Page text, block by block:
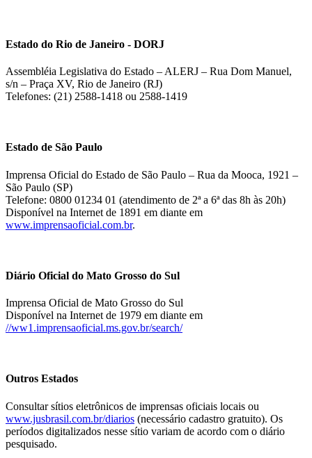
Estado do Rio de Janeiro - DORJ
Assembléia Legislativa do Estado – ALERJ – Rua Dom Manuel,
s/n – Praça XV, Rio de Janeiro (RJ)
Telefones: (21) 2588-1418 ou 2588-1419
Estado de São Paulo
Imprensa Oficial do Estado de São Paulo – Rua da Mooca, 1921 –
São Paulo (SP)
Telefone: 0800 01234 01 (atendimento de 2ª a 6ª das 8h às 20h)
Disponível na Internet de 1891 em diante em
www.imprensaoficial.com.br.
Diário Oficial do Mato Grosso do Sul
Imprensa Oficial de Mato Grosso do Sul
Disponível na Internet de 1979 em diante em
//ww1.imprensaoficial.ms.gov.br/search/
Outros Estados
Consultar sítios eletrônicos de imprensas oficiais locais ou
www.jusbrasil.com.br/diarios (necessário cadastro gratuito). Os
períodos digitalizados nesse sítio variam de acordo com o diário
pesquisado.